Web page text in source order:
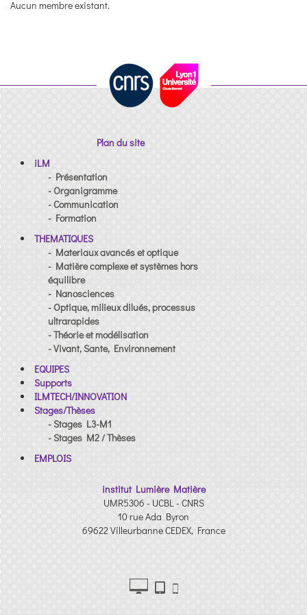
Aucun membre existant.
Plan du site
iLM
- Présentation
- Organigramme
- Communication
- Formation
THEMATIQUES
- Materiaux avancés et optique
- Matière complexe et systèmes hors
équilibre
- Nanosciences
- Optique, milieux dilués, processus
ultrarapides
- Théorie et modélisation
- Vivant, Sante, Environnement
EQUIPES
Supports
ILMTECH/INNOVATION
Stages/Thèses
- Stages L3-M1
- Stages M2 / Thèses
EMPLOIS
institut Lumière Matière
UMR5306 - UCBL - CNRS
10 rue Ada Byron
69622 Villeurbanne CEDEX, France